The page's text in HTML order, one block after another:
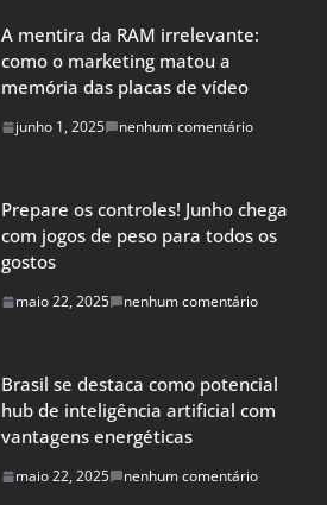
A mentira da RAM irrelevante:
como o marketing matou a
memória das placas de vídeo
junho 1, 2025 nenhum comentário
Prepare os controles! Junho chega
com jogos de peso para todos os
gostos
maio 22, 2025 nenhum comentário
Brasil se destaca como potencial
hub de inteligência artificial com
vantagens energéticas
maio 22, 2025 nenhum comentário